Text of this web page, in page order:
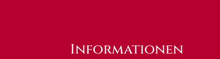
Informationen